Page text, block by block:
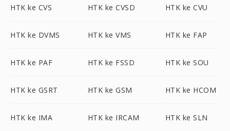
HTK ke CVS HTK ke CVSD HTK ke CVU
HTK ke DVMS HTK ke VMS HTK ke FAP
HTK ke PAF HTK ke FSSD HTK ke SOU
HTK ke GSRT HTK ke GSM HTK ke HCOM
HTK ke IMA HTK ke IRCAM HTK ke SLN